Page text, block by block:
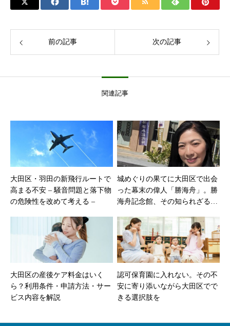
前の記事 次の記事
関連記事
大田区・羽田の新飛行ルートで
高まる不安 – 騒音問題と落下物
の危険性を改めて考える –
城めぐりの果てに大田区で出会
った幕末の偉人「勝海舟」。勝
海舟記念館、その知られざる物
大田区の産後ケア料金はいく
ら？利用条件・申請方法・サー
ビス内容を解説
認可保育園に入れない。その不
安に寄り添いながら大田区でで
きる選択肢を